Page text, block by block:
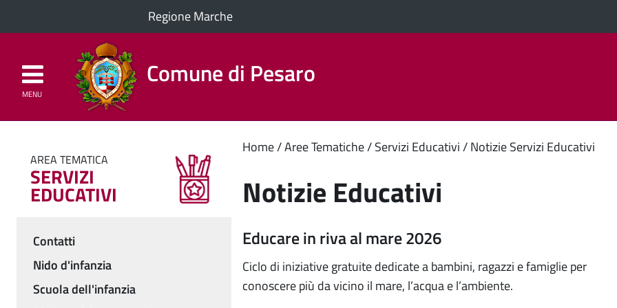
Regione Marche
Comune di Pesaro
MENU
Contenuto
principale
Home Aree Tematiche Servizi Educativi Notizie Servizi Educativi
Notizie Educativi
Educare in riva al mare 2026
Ciclo di iniziative gratuite dedicate a bambini, ragazzi e famiglie per
conoscere più da vicino il mare, l’acqua e l’ambiente.
AREA TEMATICA
SERVIZI
EDUCATIVI
Menu
Contatti
Nido d'infanzia
Scuola dell'infanzia